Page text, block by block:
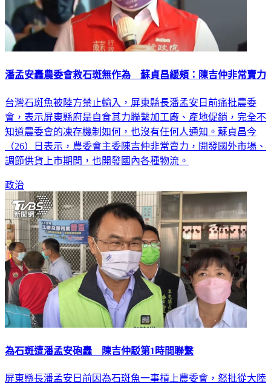
潘孟安轟農委會救石斑無作為 蘇貞昌緩頰：陳吉仲非常賣力
台灣石斑魚被陸方禁止輸入，屏東縣長潘孟安日前痛批農委
會，表示屏東縣府是自食其力聯繫加工廠、產地促銷，完全不
知道農委會的凍存機制如何，也沒有任何人通知。蘇貞昌今
（26）日表示，農委會主委陳吉仲非常賣力，開發國外市場、
調節供貨上市期間，也開發國內各種物流。
政治
為石斑遭潘孟安砲轟 陳吉仲駁第1時間聯繫
屏東縣長潘孟安日前因為石斑魚一事槓上農委會，怒批從大陸